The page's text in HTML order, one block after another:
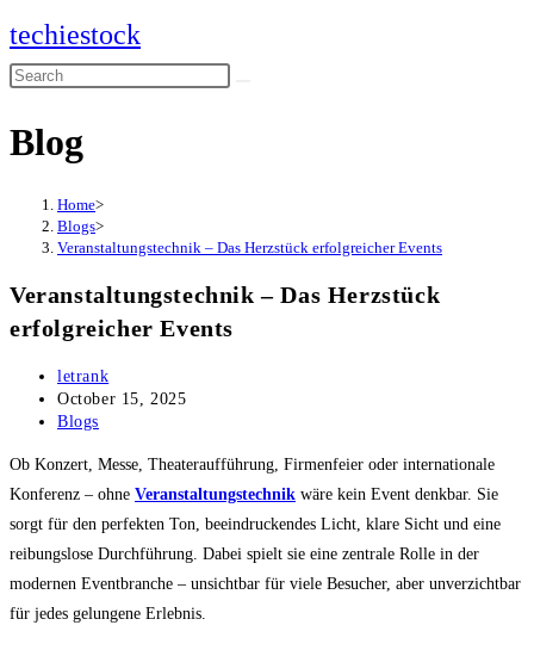
Skip
to
content
techiestock
Search
website
Blog
Home>
Blogs>
Veranstaltungstechnik – Das Herzstück erfolgreicher Events
Veranstaltungstechnik – Das Herzstück
erfolgreicher Events
Post
author:
letrank
Post
published:
October 15, 2025
Post
Blogs
Ob Konzert, Messe, Theateraufführung, Firmenfeier oder internationale
Konferenz – ohne Veranstaltungstechnik wäre kein Event denkbar. Sie
sorgt für den perfekten Ton, beeindruckendes Licht, klare Sicht und eine
reibungslose Durchführung. Dabei spielt sie eine zentrale Rolle in der
modernen Eventbranche – unsichtbar für viele Besucher, aber unverzichtbar
für jedes gelungene Erlebnis.